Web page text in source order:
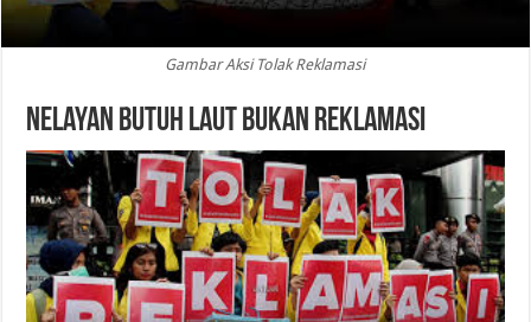
Gambar Aksi Tolak Reklamasi
Nelayan Butuh Laut Bukan Reklamasi